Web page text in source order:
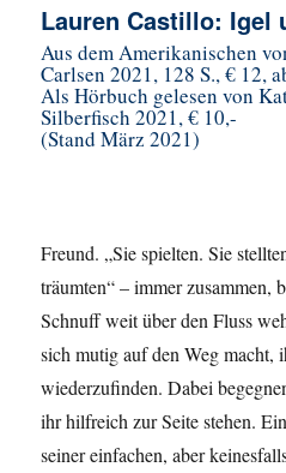
Lauren Castillo: Igel
Aus dem Amerikanischen
Carlsen 2021, 128 S., € 12,
Als Hörbuch gelesen von
Silberfisch 2021, € 10,-
(Stand März 2021)
Freund. „Sie spielten. Sie
träumten“ – immer zusammen,
Schnuff weit über den Fluss
sich mutig auf den Weg macht,
wiederzufinden. Dabei
ihr hilfreich zur Seite stehen.
seiner einfachen, aber